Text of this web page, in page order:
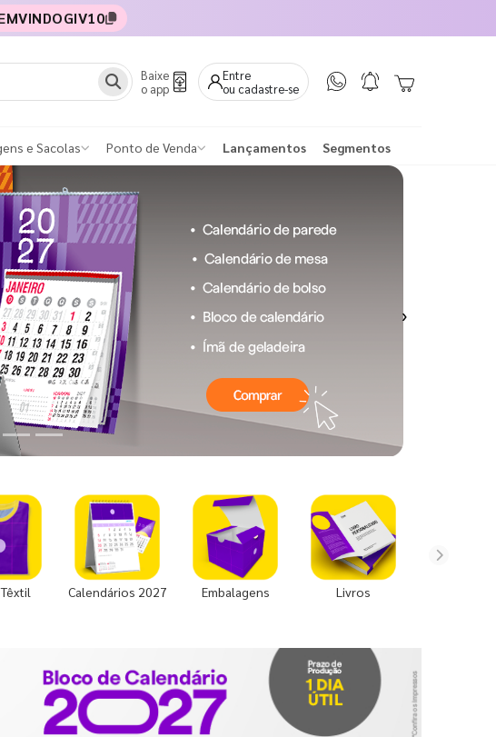
Baixe
o app
Entre
ou cadastre-se
e Sacolas Ponto de Venda Lançamentos Segmentos
Next
Calendários 2027 Embalagens Livros